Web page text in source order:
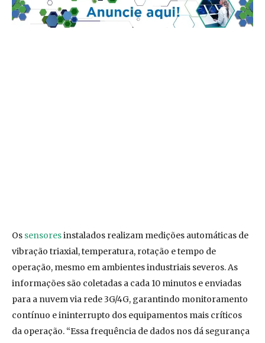
Os sensoresinstalados realizam medições automáticas de
vibração triaxial, temperatura, rotação e tempo de
operação, mesmo em ambientes industriais severos. As
informações são coletadas a cada 10 minutos e enviadas
para a nuvem via rede 3G/4G, garantindo monitoramento
contínuo e ininterrupto dos equipamentos mais críticos
da operação. “Essa frequência de dados nos dá segurança